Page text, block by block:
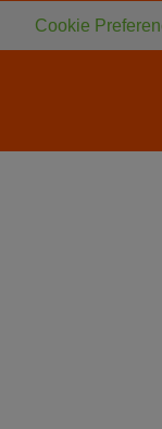
Cookie